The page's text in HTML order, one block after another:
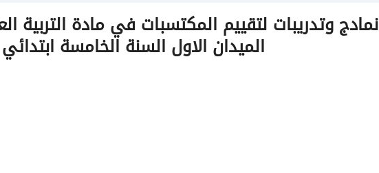
نمادج وتدريبات لتقييم المكتسبات في مادة التربية
الميدان الاول السنة الخامسة ابتدائي